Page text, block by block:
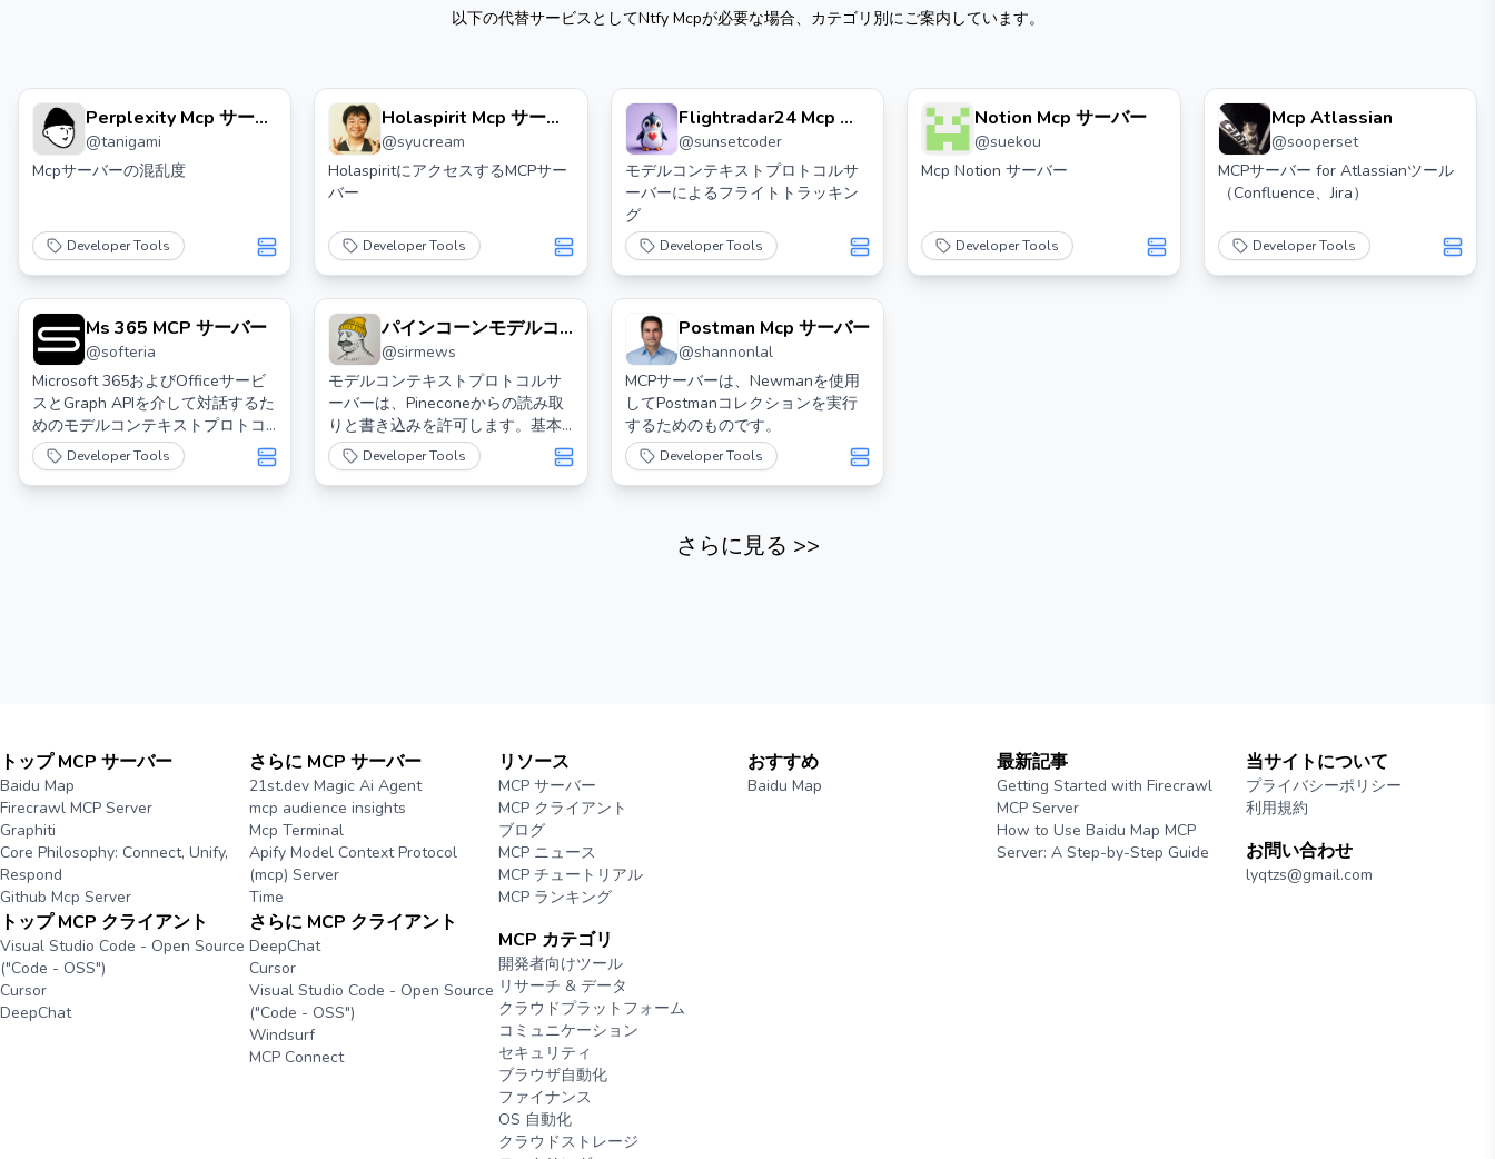
以下の代替サービスとしてNtfy Mcpが必要な場合、カテゴリ別にご案内しています。
Perplexity Mcp サーバ
ー
@tanigami
Mcpサーバーの混乱度
Developer Tools
Holaspirit Mcp サーバ
ー
@syucream
HolaspiritにアクセスするMCPサー
バー
Developer Tools
Flightradar24 Mcp サ
ーバー 🛩️
@sunsetcoder
モデルコンテキストプロトコルサ
ーバーによるフライトトラッキン
グ
Developer Tools
Notion Mcp サーバー
@suekou
Mcp Notion サーバー
Developer Tools
Mcp Atlassian
@sooperset
MCPサーバー for Atlassianツール
（Confluence、Jira）
Developer Tools
Ms 365 MCP サーバー
@softeria
Microsoft 365およびOfficeサービ
スとGraph APIを介して対話するた
めのモデルコンテキストプロトコ
ル（MCP）サーバー
Developer Tools
パインコーンモデルコ
ンテキストプロトコル
サーバー for クロード
デスクトップ。
@sirmews
モデルコンテキストプロトコルサ
ーバーは、Pineconeからの読み取
りと書き込みを許可します。基本
的なRAG（Retrieval-Augmented
Generation）です。
Developer Tools
Postman Mcp サーバー
@shannonlal
MCPサーバーは、Newmanを使用
してPostmanコレクションを実行
するためのものです。
Developer Tools
さらに見る >>
トップ MCP サーバー
Baidu Map
Firecrawl MCP Server
Graphiti
Core Philosophy: Connect, Unify,
Respond
Github Mcp Server
トップ MCP クライアント
Visual Studio Code - Open Source
("Code - OSS")
Cursor
DeepChat
さらに MCP サーバー
21st.dev Magic Ai Agent
mcp audience insights
Mcp Terminal
Apify Model Context Protocol
(mcp) Server
Time
さらに MCP クライアント
DeepChat
Cursor
Visual Studio Code - Open Source
("Code - OSS")
Windsurf
MCP Connect
リソース
MCP サーバー
MCP クライアント
ブログ
MCP ニュース
MCP チュートリアル
MCP ランキング
MCP カテゴリ
開発者向けツール
リサーチ & データ
クラウドプラットフォーム
コミュニケーション
セキュリティ
ブラウザ自動化
ファイナンス
OS 自動化
クラウドストレージ
おすすめ
Baidu Map
最新記事
Getting Started with Firecrawl
MCP Server
How to Use Baidu Map MCP
Server: A Step-by-Step Guide
当サイトについて
プライバシーポリシー
利用規約
お問い合わせ
lyqtzs@gmail.com